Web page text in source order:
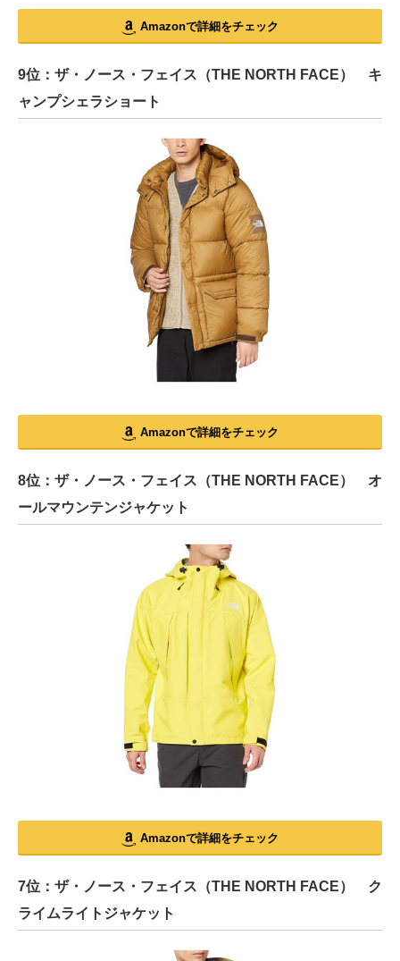
Amazonで詳細をチェック
9位：ザ・ノース・フェイス（THE NORTH FACE） キ
ャンプシェラショート
Amazonで詳細をチェック
8位：ザ・ノース・フェイス（THE NORTH FACE） オ
ールマウンテンジャケット
Amazonで詳細をチェック
7位：ザ・ノース・フェイス（THE NORTH FACE） ク
ライムライトジャケット